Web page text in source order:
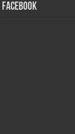
Facebook